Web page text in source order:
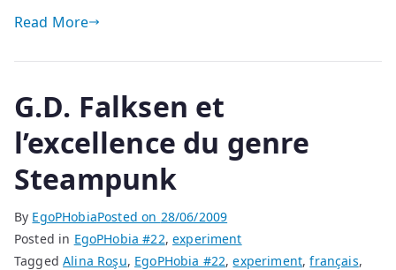
Read More
G.D. Falksen et
l’excellence du genre
Steampunk
By EgoPHobiaPosted on 28/06/2009
Posted in EgoPHobia #22,experiment
TaggedAlina Roşu, EgoPHobia #22,experiment,français,